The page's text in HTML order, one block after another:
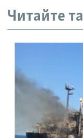
Читайте